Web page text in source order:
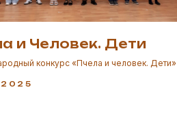
и Человек. Дети
конкурс «Пчела и человек. Дети»